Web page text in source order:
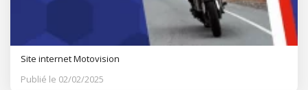
Site internet Motovision
Publié le 02/02/2025